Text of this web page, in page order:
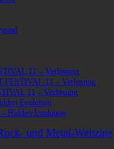
11 – Verlosung
FESTIVAL 11 – Verlosung
11 – Verlosung
Evolution
Hidden Evolution
und Metal-Webzine